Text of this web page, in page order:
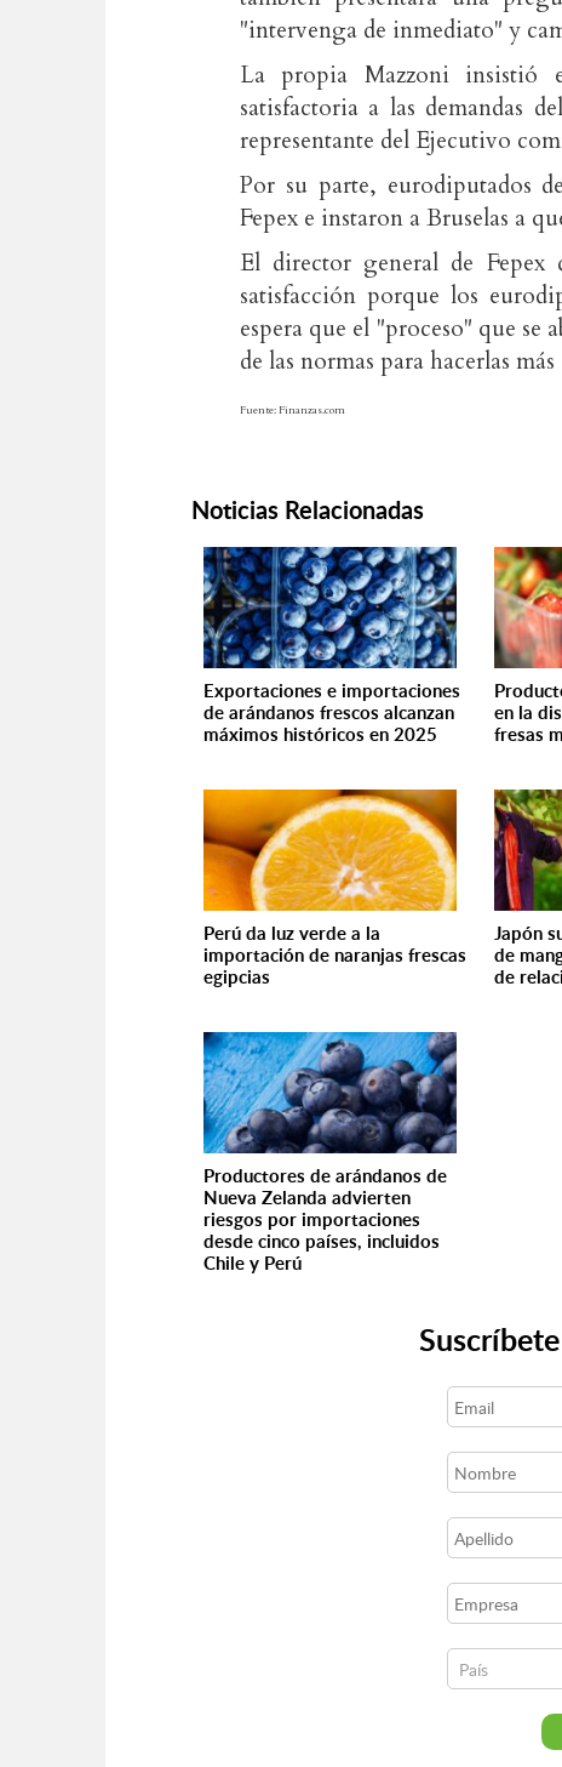
"intervenga de inmediato" y
La propia Mazzoni insistió
satisfactoria a las demandas
representante del Ejecutivo
Por su parte, eurodiputados
Fepex e instaron a Bruselas a
El director general de
satisfacción porque los
espera que el "proceso" que se
de las normas para hacerlas más
Fuente: Finanzas.com
Noticias Relacionadas
Exportaciones e importaciones
de arándanos frescos alcanzan
máximos históricos en 2025
en la
fresas
Perú da luz verde a la
importación de naranjas frescas
egipcias
Japón
de
de
Productores de arándanos de
Nueva Zelanda advierten
riesgos por importaciones
desde cinco países, incluidos
Chile y Perú